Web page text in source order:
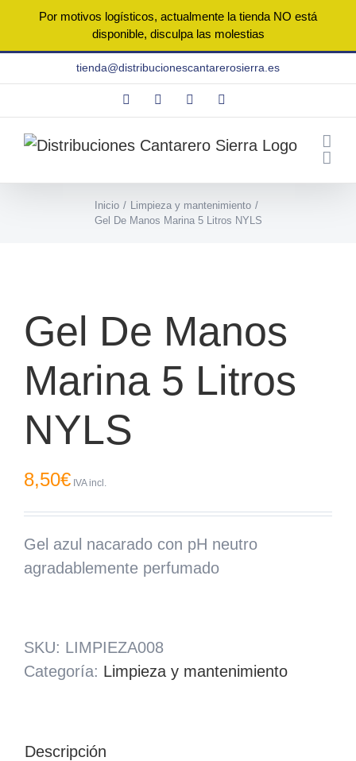
Por motivos logísticos, actualmente la tienda NO está
disponible, disculpa las molestias
al
tienda@distribucionescantarerosierra.es
FacebookInstagramWhatsApp
Inicio
Limpieza y mantenimiento
Gel De Manos Marina 5 Litros NYLS
Gel De Manos
Marina 5 Litros
NYLS
8,50€ IVA incl.
Gel azul nacarado con pH neutro
agradablemente perfumado
SKU: LIMPIEZA008
Categoría: Limpieza y mantenimiento
Descripción